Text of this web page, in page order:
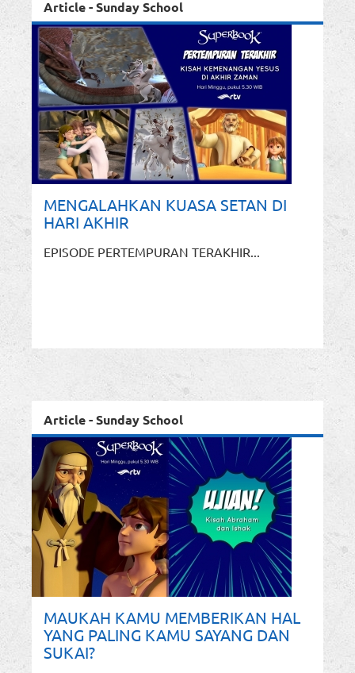
Article - Sunday School
MENGALAHKAN KUASA SETAN DI
HARI AKHIR
EPISODE PERTEMPURAN TERAKHIR...
Article - Sunday School
MAUKAH KAMU MEMBERIKAN HAL
YANG PALING KAMU SAYANG DAN
SUKAI?